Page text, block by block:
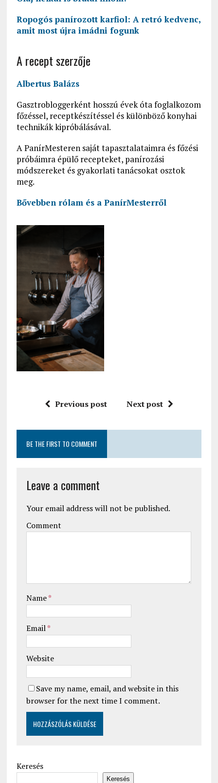
Ropogós panírozott karfiol: A retró kedvenc,
amit most újra imádni fogunk
A recept szerzője
Albertus Balázs
Gasztrobloggerként hosszú évek óta foglalkozom
főzéssel, receptkészítéssel és különböző konyhai
technikák kipróbálásával.
A PanírMesteren saját tapasztalataimra és főzési
próbáimra épülő recepteket, panírozási
módszereket és gyakorlati tanácsokat osztok
meg.
Bővebben rólam és a PanírMesterről
Previous post Next post
BE THE FIRST TO COMMENT
Leave a comment
Your email address will not be published.
Comment
Name*
Email*
Website
Save my name, email, and website in this
browser for the next time I comment.
Keresés
Keresés